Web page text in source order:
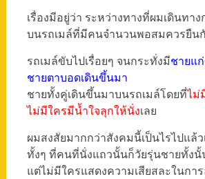
เรื่องมีอยู่ว่า ระหว่างทางที่ผมเดินทา
บนรถเมล์ที่มีคนจำนวนพอสมควรยืน
รถเมล์ขับไปเรื่อยๆ จนกระทั่งมีชายแ
ชายตาบอดเดินขึ้นมา
ชายทั้งคู่เดินขึ้นมาบนรถเมล์โดยที่ไม่
ไม่มีใครมีน้ำใจลุกให้นั่งเลย
ผมสงสัยมากกว่าสังคมนี้เป็นไรไปแล้ว
ทั้งๆ ที่คนที่นั่งแถวนั้นก็วัยรุ่นชายทั้งนั้
แต่ไม่มีใครแสดงความเสียสละในการ